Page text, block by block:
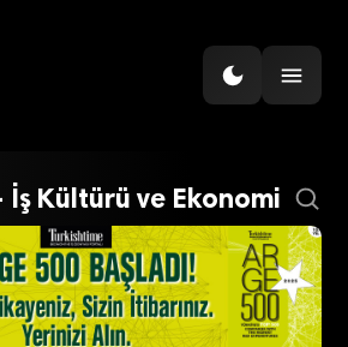
İş Kültürü ve Ekonomi